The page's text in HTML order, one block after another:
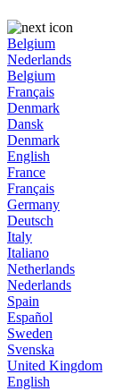
Belgium
Nederlands
Belgium
Français
Denmark
Dansk
Denmark
English
France
Français
Germany
Deutsch
Italy
Italiano
Netherlands
Nederlands
Spain
Español
Sweden
Svenska
United Kingdom
English